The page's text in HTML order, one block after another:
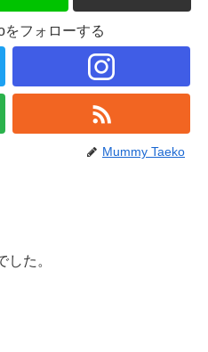
をフォローする
Mummy Taeko
た。